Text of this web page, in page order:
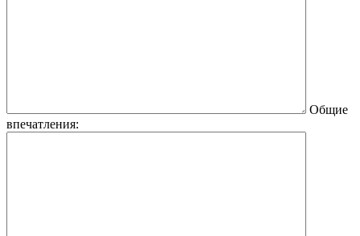
Общие
впечатления: